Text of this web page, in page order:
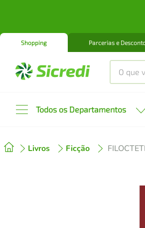
Shopping Parcerias e
O que
Todos os Departamentos
Livros Ficção 2º